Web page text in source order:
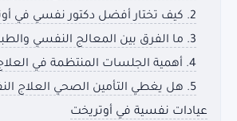
2. كيف تختار أفضل دكتور نفسي في أوتريخت؟
3. ما الفرق بين المعالج النفسي والطبيب النفسي؟
4. أهمية الجلسات المنتظمة في العلاج النفسي
5. هل يغطي التأمين الصحي العلاج النفسي في أوتريخت؟
عيادات نفسية في أوتريخت